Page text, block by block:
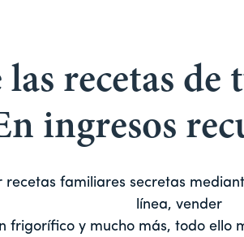
recetas de
ingresos
familiares secretas
línea, vender
frigorífico y mucho más, todo ello